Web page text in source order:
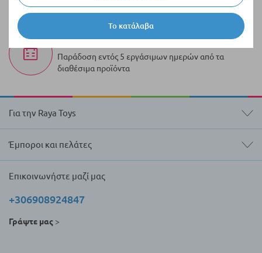
Το κατάλαβα
Μια ποικιλία από πρωτότυπα προϊόντα πάντα σε
Γρήγορη διανομή
Παράδοση εντός 5 εργάσιμων ημερών από τα
διαθέσιμα προϊόντα
Για την Raya Toys
Έμποροι και πελάτες
Επικοινωνήστε μαζί μας
+306908924847
Γράψτε μας >